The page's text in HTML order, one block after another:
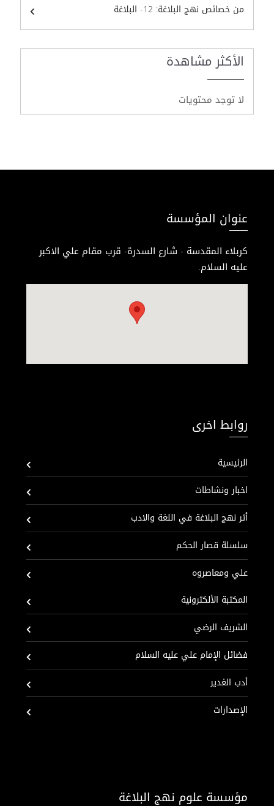
من خصائص نهج البلاغة: 12- البلاغة
الأكثر مشاهدة
لا توجد محتويات
عنوان المؤسسة
كربلاء المقدسة - شارع السدرة- قرب مقام علي الاكبر
عليه السلام.
روابط اخرى
الرئيسية
اخبار ونشاطات
أثر نهج البلاغة في اللغة والادب
سلسلة قصار الحكم
علي ومعاصروه
المكتبة الألكترونية
الشريف الرضي
فضائل الإمام علي عليه السلام
أدب الغدير
الإصدارات
مؤسسة علوم نهج البلاغة